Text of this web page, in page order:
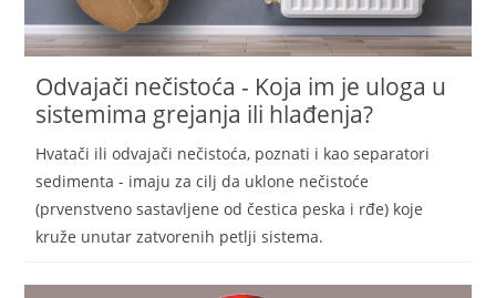
Odvajači nečistoća - Koja im je uloga u
sistemima grejanja ili hlađenja?
Hvatači ili odvajači nečistoća, poznati i kao separatori
sedimenta - imaju za cilj da uklone nečistoće
(prvenstveno sastavljene od čestica peska i rđe) koje
kruže unutar zatvorenih petlji sistema.